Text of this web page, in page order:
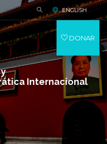
Internacional
ENGLISH
DONAR